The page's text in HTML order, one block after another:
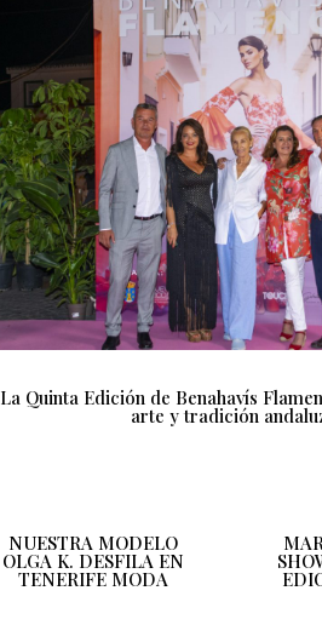
La Quinta Edición de Benahavís
arte y tradición
NUESTRA MODELO
OLGA K. DESFILA EN
TENERIFE MODA